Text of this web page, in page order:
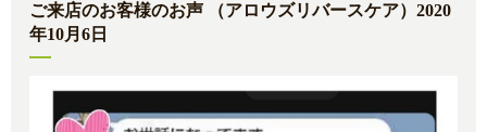
ご来店のお客様のお声 （アロウズリバースケア）2020
年10月6日